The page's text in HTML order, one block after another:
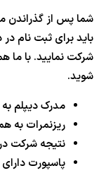
شما پس از گذراندن
باید برای ثبت نام در
شرکت نمایید. با ما
شوید.
مدرک دیپلم
ریزنمرات به
نتیجه شرکت
پاسپورت دارای